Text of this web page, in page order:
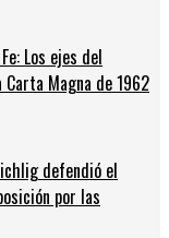
Los ejes del
Magna de 1962
defendió el
por las